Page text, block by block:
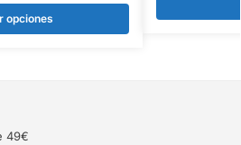
opciones
49€